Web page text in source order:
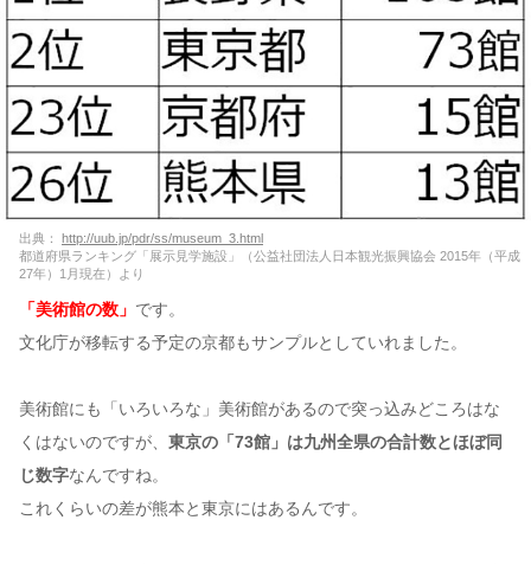
出典：
http://uub.jp/pdr/ss/museum_3.html
都道府県ランキング「展示見学施設」（公益社団法人日本観光振興協会 2015年（平成
27年）1月現在）より
「美術館の数」 です。
文化庁が移転する予定の京都もサンプルとしていれました。
美術館にも「いろいろな」美術館があるので突っ込みどころはな
くはないのですが、 東京の「73館」は九州全県の合計数とほぼ同
じ数字なんですね。
これくらいの差が熊本と東京にはあるんです。